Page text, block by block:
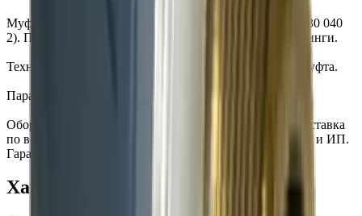
Муфта разборная с металл. НР, d40 х 1 1/4" PN16 (242 30 040
2). Производитель — Pimtas (Турция). Категория: Фитинги.
Технические характеристики: Диаметр: 40 мм; Тип: Муфта.
Параметры: вес 0.1 кг, объём 0.002 м³.
Оборудование для водоподготовки и водоочистки. Поставка
по всей России. Оплата по счёту для юридических лиц и ИП.
Гарантия качества от официального поставщика.
Характеристики